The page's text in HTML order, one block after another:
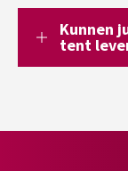
Kunnen
tent